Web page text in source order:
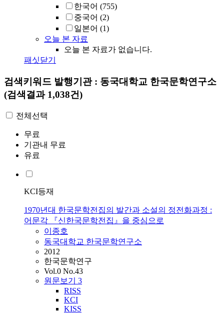
한국어 (755)
중국어 (2)
일본어 (1)
오늘 본 자료
오늘 본 자료가 없습니다.
패싯닫기
검색키워드 발행기관 : 동국대학교 한국문학연구소
(검색결과 1,038건)
전체선택
무료
기관내 무료
유료
KCI등재
1970년대 한국문학전집의 발간과 소설의 정전화과정 :
어문각 『신한국문학전집』을 중심으로
이종호
동국대학교 한국문학연구소
2012
한국문학연구
Vol.0 No.43
원문보기 3
RISS
KCI
KISS